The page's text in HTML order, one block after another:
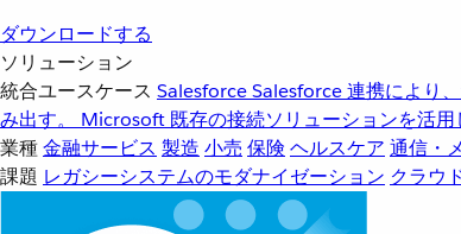
ダウンロードする
ソリューション
統合ユースケース SalesforceSalesforce 連携により
み出す。
Microsoft 既存の接続ソリューションを活
業種金融サービス 製造 小売 保険 ヘルスケア 通信・
課題 レガシーシステムのモダナイゼーション クラウ